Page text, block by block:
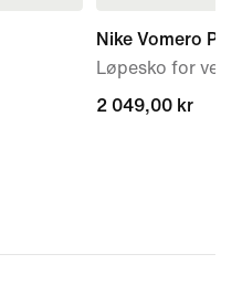
Nike Vomero Plus
Løpesko for vei
2 049,00 kr
2 049,00 kr